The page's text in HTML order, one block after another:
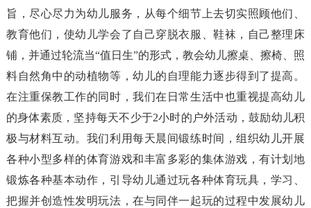
旨，尽心尽力为幼儿服务，从每个细节上去切实照顾他们、
教育他们，使幼儿学会了自己穿脱衣服、鞋袜，自己整理床
铺，并通过轮流当“值日生”的形式，教会幼儿擦桌、擦椅、照
料自然角中的动植物等，幼儿的自理能力逐步得到了提高。
在注重保教工作的同时，我们在日常生活中也重视提高幼儿
的身体素质，坚持每天不少于2小时的户外活动，鼓励幼儿积
极与材料互动。我们利用每天晨间锻练时间，组织幼儿开展
各种小型多样的体育游戏和丰富多彩的集体游戏，有计划地
锻炼各种基本动作，引导幼儿通过玩各种体育玩具，学习、
把握并创造性发明玩法，在与同伴一起玩的过程中发展幼儿